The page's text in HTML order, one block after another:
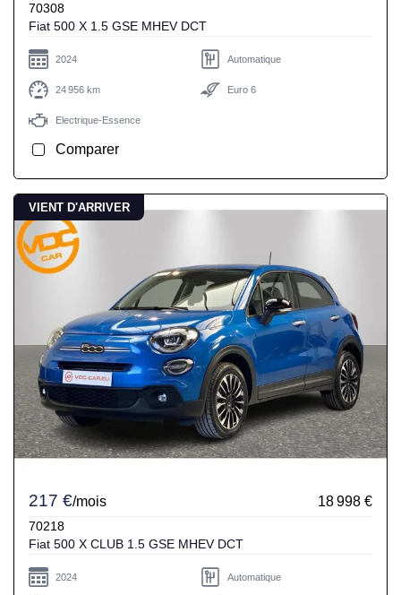
70308
Fiat 500 X 1.5 GSE MHEV DCT
2024 Automatique
24 956 km Euro 6
Electrique-Essence
Comparer
VIENT D'ARRIVER
217 €/mois 18 998 €
70218
Fiat 500 X CLUB 1.5 GSE MHEV DCT
2024 Automatique